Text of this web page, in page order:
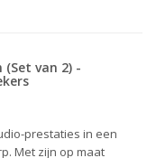
van 2) -
prestaties in een
Met zijn op maat